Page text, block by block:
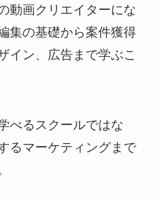
動画クリエイターにな
集の基礎から案件獲得
イン、広告まで学ぶこ
べるスクールではな
るマーケティングまで